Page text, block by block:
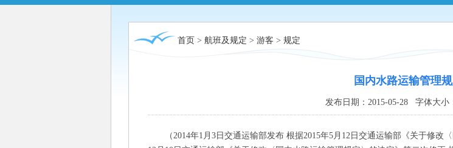
首页 > 航班及规定 > 游客 > 规定
国内水路运输管理
发布日期：2015-05-28 字体大小
（2014年1月3日交通运输部发布 根据2015年5月12日交通运输部《关于修改